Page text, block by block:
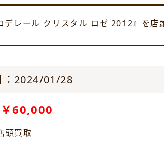
デレール クリスタル ロゼ 2012』を店
2024/01/28
￥60,000
頭買取